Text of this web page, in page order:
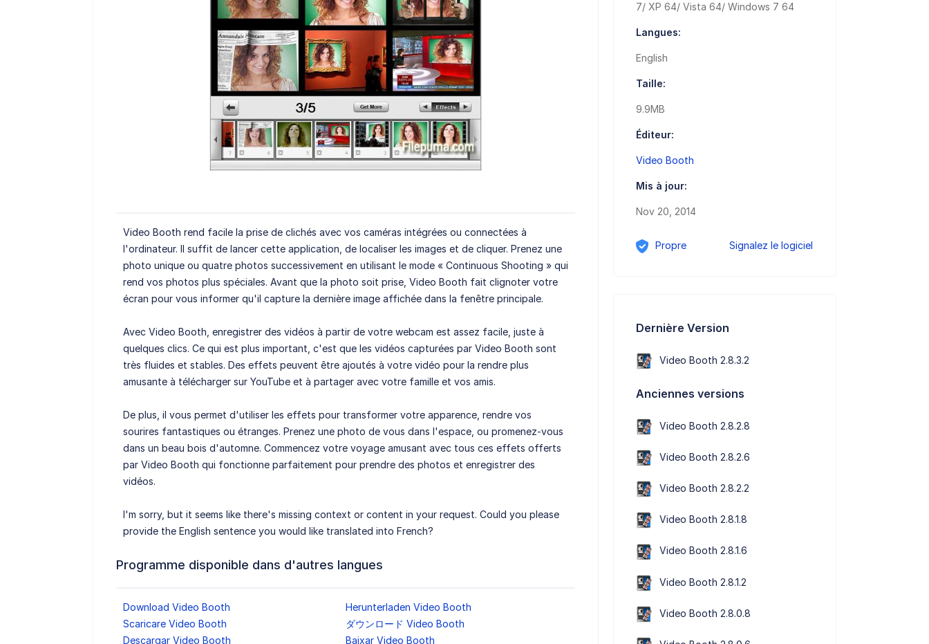
Video Booth rend facile la prise de clichés avec vos caméras intégrées ou connectées à
l'ordinateur. Il suffit de lancer cette application, de localiser les images et de cliquer. Prenez une
photo unique ou quatre photos successivement en utilisant le mode « Continuous Shooting » qui
rend vos photos plus spéciales. Avant que la photo soit prise, Video Booth fait clignoter votre
écran pour vous informer qu'il capture la dernière image affichée dans la fenêtre principale.
Avec Video Booth, enregistrer des vidéos à partir de votre webcam est assez facile, juste à
quelques clics. Ce qui est plus important, c'est que les vidéos capturées par Video Booth sont
très fluides et stables. Des effets peuvent être ajoutés à votre vidéo pour la rendre plus
amusante à télécharger sur YouTube et à partager avec votre famille et vos amis.
De plus, il vous permet d'utiliser les effets pour transformer votre apparence, rendre vos
sourires fantastiques ou étranges. Prenez une photo de vous dans l'espace, ou promenez-vous
dans un beau bois d'automne. Commencez votre voyage amusant avec tous ces effets offerts
par Video Booth qui fonctionne parfaitement pour prendre des photos et enregistrer des
vidéos.
I'm sorry, but it seems like there's missing context or content in your request. Could you please
provide the English sentence you would like translated into French?
Programme disponible dans d'autres langues
Download Video Booth
Herunterladen Video Booth
Scaricare Video Booth
ダウンロード Video Booth
Descargar Video Booth
Baixar Video Booth
7/ XP 64/ Vista 64/ Windows 7 64
Langues:
English
Taille:
9.9MB
Éditeur:
Video Booth
Mis à jour:
Nov 20, 2014
Propre Signalez le logiciel
Dernière Version
Video Booth 2.8.3.2
Anciennes versions
Video Booth 2.8.2.8
Video Booth 2.8.2.6
Video Booth 2.8.2.2
Video Booth 2.8.1.8
Video Booth 2.8.1.6
Video Booth 2.8.1.2
Video Booth 2.8.0.8